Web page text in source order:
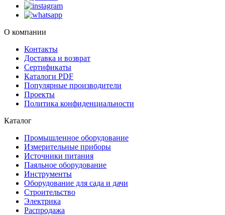
О компании
Контакты
Доставка и возврат
Сертификаты
Каталоги PDF
Популярные производители
Проекты
Политика конфиденциальности
Каталог
Промышленное оборудование
Измерительные приборы
Источники питания
Паяльное оборудование
Инструменты
Оборудование для сада и дачи
Строительство
Электрика
Распродажа